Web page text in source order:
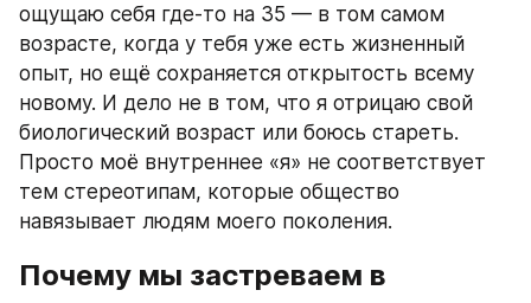
ощущаю себя где-то на 35 — в том самом
возрасте, когда у тебя уже есть жизненный
опыт, но ещё сохраняется открытость всему
новому. И дело не в том, что я отрицаю свой
биологический возраст или боюсь стареть.
Просто моё внутреннее «я» не соответствует
тем стереотипам, которые общество
навязывает людям моего поколения.
Почему мы застреваем в